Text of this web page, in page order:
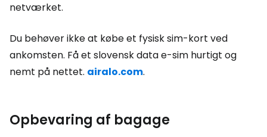
netværket.
Du behøver ikke at købe et fysisk sim-kort ved
ankomsten. Få et slovensk data e-sim hurtigt og
nemt på nettet. airalo.com.
Opbevaring af bagage